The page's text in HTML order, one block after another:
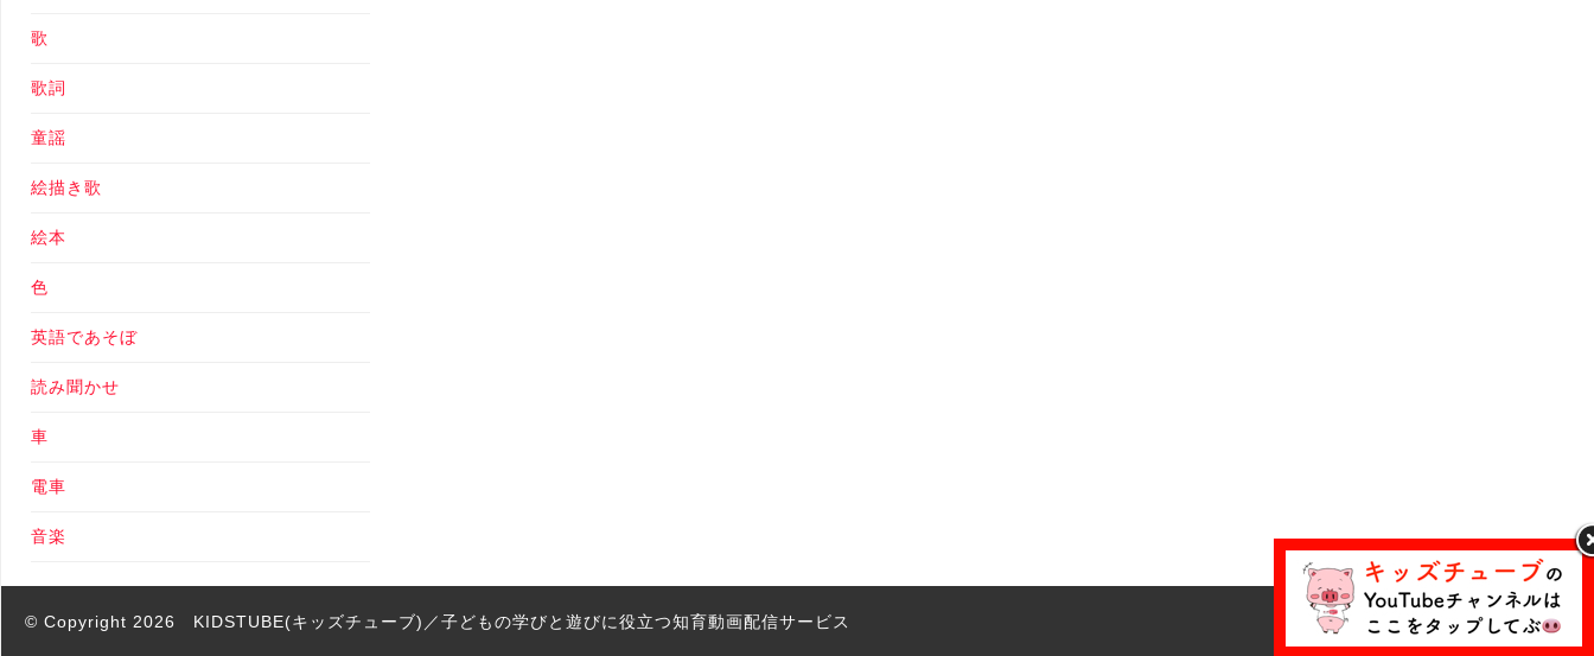
歌
歌詞
童謡
絵描き歌
絵本
色
英語であそぼ
読み聞かせ
車
電車
音楽
© Copyright 2026 KIDSTUBE(キッズチューブ)／子どもの学びと遊びに役立つ知育動画配信サービス